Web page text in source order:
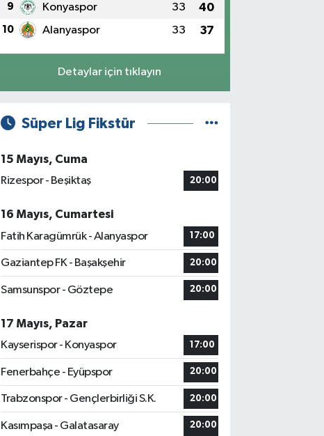
9 Konyaspor 33 40
10 Alanyaspor 33 37
Detaylar için tıklayın
Süper Lig Fikstür
15 Mayıs, Cuma
Rizespor - Beşiktaş
20:00
16 Mayıs, Cumartesi
Fatih Karagümrük - Alanyaspor
17:00
Gaziantep FK - Başakşehir 20:00
Samsunspor - Göztepe 20:00
17 Mayıs, Pazar
Kayserispor - Konyaspor
17:00
Fenerbahçe - Eyüpspor 20:00
Trabzonspor - Gençlerbirliği S.K. 20:00
Kasımpaşa - Galatasaray 20:00